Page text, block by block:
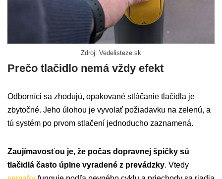
Zdroj: Vedelisteze.sk
Prečo tlačidlo nemá vždy efekt
Odborníci sa zhodujú, opakované stláčanie tlačidla je
zbytočné. Jeho úlohou je vyvolať požiadavku na zelenú, a
tú systém po prvom stlačení jednoducho zaznamená.
Zaujímavosťou je, že počas dopravnej špičky sú
tlačidlá často úplne vyradené z prevádzky. Vtedy